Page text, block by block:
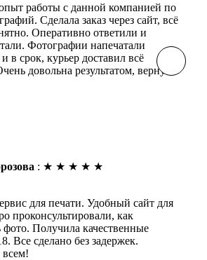
работы с данной компанией по
Сделала заказ через сайт, всё
Оперативно ответили и
Фотографии напечатали
в срок, курьер доставил всё
довольна результатом, вернусь
: ★ ★ ★ ★ ★
для печати. Удобный сайт для
проконсультировали, как
фото. Получила качественные
Все сделано без задержек.